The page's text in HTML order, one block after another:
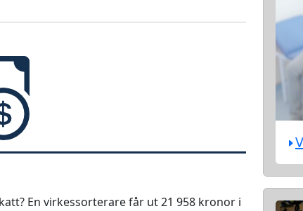
En virkessorterare får ut 21 958 kronor i